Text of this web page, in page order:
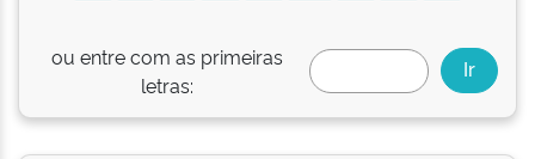
ou entre com as primeiras
letras: